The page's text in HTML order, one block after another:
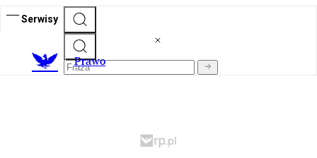
Serwisy
Prawo